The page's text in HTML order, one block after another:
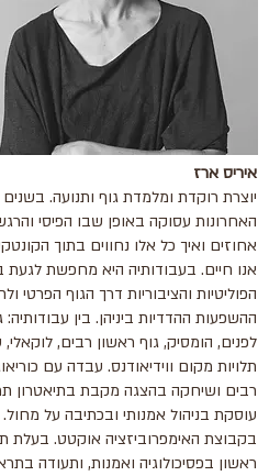
דניה אלרז | קבוצה יוצרת
איריס ארז
יוצרת רוקדת ומלמדת גוף ותנועה. בשנים
האחרונות עסוקה באופן שבו הפיסי
אחוזים ואיך כל אלו נחווים בתוך
אנו חיים. בעבודותיה היא מחפשת לגעת
הפוליטיות והציבוריות דרך הגוף הפרטי
ההשפעות ההדדיות ביניהן. בין עבודותיה:
לפנים, הומסיק, גוף ראשון רבים, לוקאלי,
תלויות מקום ווידיאודנס. עבדה עם
רבים ושיחקה בהצגה מקבת בתיאטרון
עוסקת בניהול אמנותי ובכתיבה על
בקבוצת האימפרוביזציה אוקטט. בעלת
ראשון בפסיכולוגיה ואמנות, ותעודה